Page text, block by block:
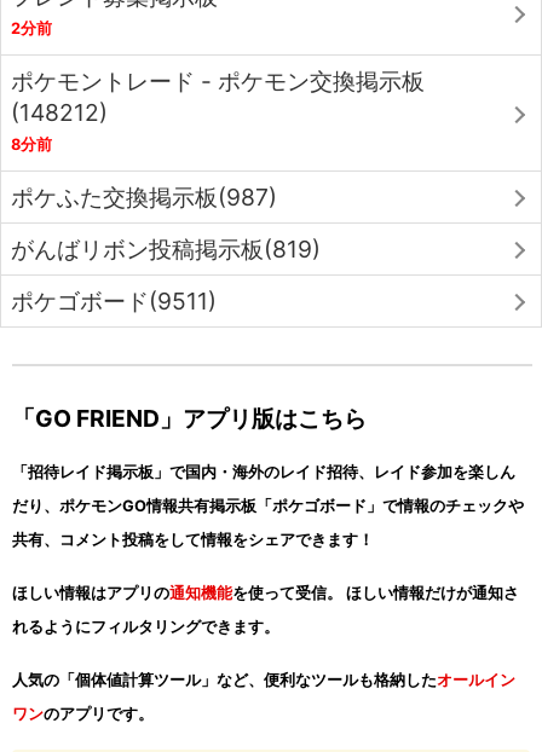
2分前
ポケモントレード - ポケモン交換掲示板
(148212)
8分前
ポケふた交換掲示板(987)
がんばリボン投稿掲示板(819)
ポケゴボード(9511)
「GO FRIEND」アプリ版はこちら
「招待レイド掲示板」で国内・海外のレイド招待、レイド参加を楽しん
だり、ポケモンGO情報共有掲示板「ポケゴボード」で情報のチェックや
共有、コメント投稿をして情報をシェアできます！
ほしい情報はアプリの通知機能を使って受信。 ほしい情報だけが通知さ
れるようにフィルタリングできます。
人気の「個体値計算ツール」など、便利なツールも格納したオールイン
ワンのアプリです。